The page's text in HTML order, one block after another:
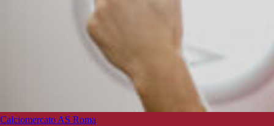
Calciomercato AS Roma